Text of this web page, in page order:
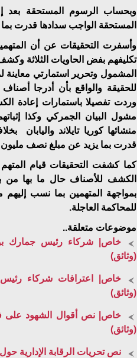
وبحساب الرسوم المستحقة بعد
المستحقة الواجب سدادها قدرت
وأسفرت التحقيقات عن أن
تكليفهم بفض الحاويات الثلاثة
المشمول وتحرير استمارتي معاينة
للحقيقة والواقع بأن أدرجا
وردت تفصيلا باستمارات إعادة
مشول البيان الجمركي وكذا
منشائها كوريا تايلاند
قدرت بما يزيد عن مبلغ نصف مليون
كما كشفت التحقيقات قيام المتهم
الكشف للأصناف حال ما بها من
بمواجهة المتهمين بما نسب إليهم
للمحاكمة العاجلة.
موضوعات متعلقة..
خاص| شركاء رئيس جمارك
(وثائق)
خاص| اعترافات شركاء
(وثائق)
خاص| نص أقوال الشهود على
(وثائق)
نص تحريات الرقابة الإدارية